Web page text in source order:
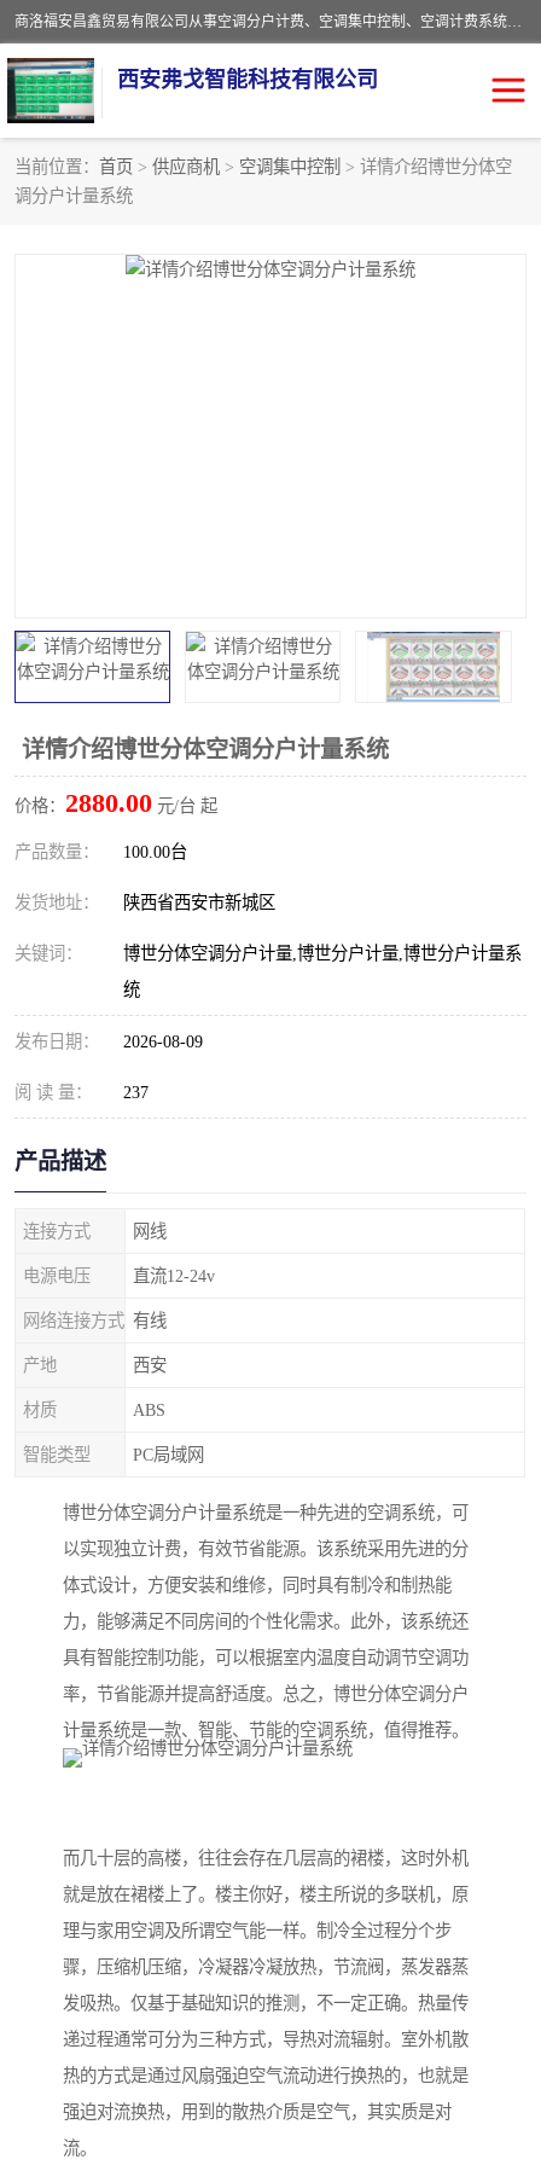
商洛福安昌鑫贸易有限公司从事空调分户计费、空调集中控制、空调计费系统、空调远程控制、中央空调分户计费、中央空调集中控制等产品的销售与安装。。语音控制，解放双手，让用户畅享安全、健康、便利、舒适、节能、愉悦的物联网智慧生活，我们竭诚为您提供住宅、别墅、公寓的智能家居化、智能办公化，智能酒店的解决方案。
西安弗戈智能科技有限公司
当前位置： 首页 > 供应商机 > 空调集中控制 > 详情介绍博世分体空
调分户计量系统
详情介绍博世分体空调分户计量系统
价格： 2880.00 元/台 起
产品数量： 100.00台
发货地址： 陕西省西安市新城区
关键词：
博世分体空调分户计量,博世分户计量,博世分户计量系
统
发布日期： 2026-08-09
阅 读 量： 237
产品描述
连接方式 网线
电源电压 直流12-24v
网络连接方式 有线
产地 西安
材质 ABS
智能类型 PC局域网
博世分体空调分户计量系统是一种先进的空调系统，可
以实现独立计费，有效节省能源。该系统采用先进的分
体式设计，方便安装和维修，同时具有制冷和制热能
力，能够满足不同房间的个性化需求。此外，该系统还
具有智能控制功能，可以根据室内温度自动调节空调功
率，节省能源并提高舒适度。总之，博世分体空调分户
计量系统是一款、智能、节能的空调系统，值得推荐。
而几十层的高楼，往往会存在几层高的裙楼，这时外机
就是放在裙楼上了。楼主你好，楼主所说的多联机，原
理与家用空调及所谓空气能一样。制冷全过程分个步
骤，压缩机压缩，冷凝器冷凝放热，节流阀，蒸发器蒸
发吸热。仅基于基础知识的推测，不一定正确。热量传
递过程通常可分为三种方式，导热对流辐射。室外机散
热的方式是通过风扇强迫空气流动进行换热的，也就是
强迫对流换热，用到的散热介质是空气，其实质是对
流。
中央空调集中控制
中央空调分户计费 空调远程控制